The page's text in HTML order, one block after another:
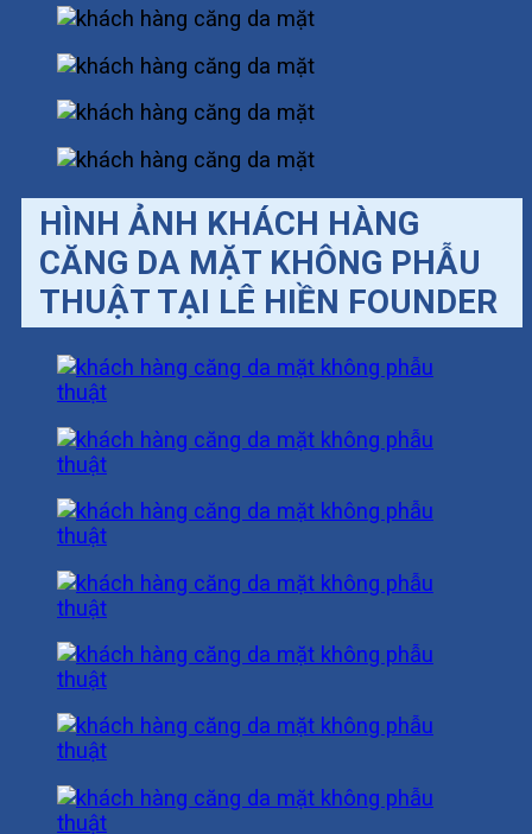
HÌNH ẢNH KHÁCH HÀNG
CĂNG DA MẶT KHÔNG PHẪU
THUẬT TẠI LÊ HIỀN FOUNDER